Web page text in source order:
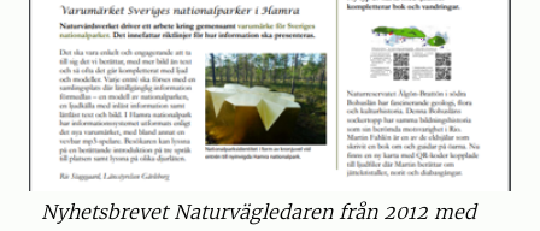
Nyhetsbrevet Naturvägledaren från 2012 med